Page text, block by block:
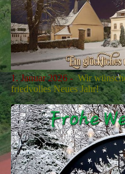
1. Januar 2026 -Wir
friedvolles Neues Jahr!